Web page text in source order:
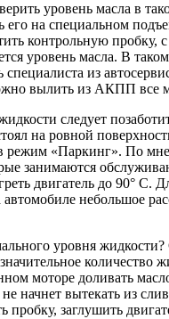
уровень масла в
его на специальном
контрольную пробку,
уровень масла. В
специалиста из
вылить из АКПП все
следует
на ровной
в режим «Паркинг». По
занимаются
двигатель до 90° С.
автомобиле небольшое
уровня жидкости?
количество
моторе доливать
начнет вытекать из
пробку, заглушить